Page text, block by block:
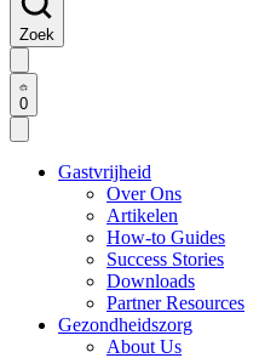
Zoek
0
Gastvrijheid
Over Ons
Artikelen
How-to Guides
Success Stories
Downloads
Partner Resources
Gezondheidszorg
About Us